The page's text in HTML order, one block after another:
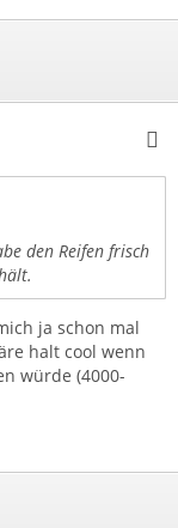
den Reifen frisch
ja schon mal
halt cool wenn
würde (4000-